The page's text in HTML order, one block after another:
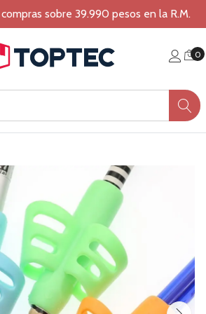
sobre 39.990 pesos en la R.M.
0